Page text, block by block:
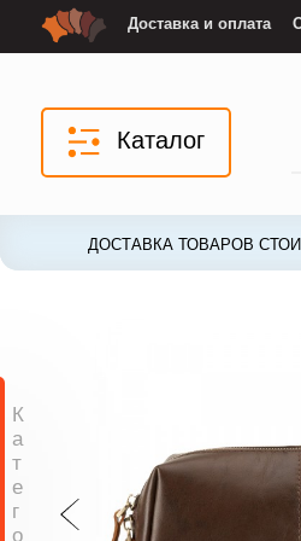
Доставка и оплата
Каталог
ДОСТАВКА ТОВАРОВ
ДОСТАВКА ТОВАРОВ
К
а
т
е
г
о